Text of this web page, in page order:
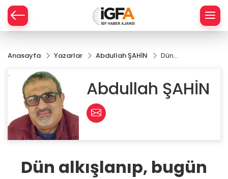
Anasayfa Yazarlar Abdullah ŞAHİN
Dün
lanetlenenler
Abdullah ŞAHİN
Dün alkışlanıp, bugün